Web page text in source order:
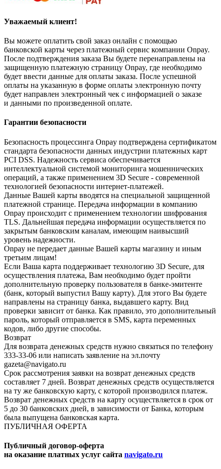
Уважаемый клиент!
Вы можете оплатить свой заказ онлайн с помощью
банковской карты через платежный сервис компании Onpay.
После подтверждения заказа Вы будете перенаправлены на
защищенную платежную страницу Onpay, где необходимо
будет ввести данные для оплаты заказа. После успешной
оплаты на указанную в форме оплаты электронную почту
будет направлен электронный чек с информацией о заказе
и данными по произведенной оплате.
Гарантии безопасности
Безопасность процессинга Onpay подтверждена сертификатом
стандарта безопасности данных индустрии платежных карт
PCI DSS. Надежность сервиса обеспечивается
интеллектуальной системой мониторинга мошеннических
операций, а также применением 3D Secure - современной
технологией безопасности интернет-платежей.
Данные Вашей карты вводятся на специальной защищенной
платежной странице. Передача информации в компанию
Onpay происходит с применением технологии шифрования
TLS. Дальнейшая передача информации осуществляется по
закрытым банковским каналам, имеющим наивысший
уровень надежности.
Onpay не передает данные Вашей карты магазину и иным
третьим лицам!
Если Ваша карта поддерживает технологию 3D Secure, для
осуществления платежа, Вам необходимо будет пройти
дополнительную проверку пользователя в банке-эмитенте
(банк, который выпустил Вашу карту). Для этого Вы будете
направлены на страницу банка, выдавшего карту. Вид
проверки зависит от банка. Как правило, это дополнительный
пароль, который отправляется в SMS, карта переменных
кодов, либо другие способы.
Возврат
Для возврата денежных средств нужно связаться по телефону
333-33-06 или написать заявление на эл.почту
gazeta@navigato.ru
Срок рассмотрения заявки на возврат денежных средств
составляет 7 дней. Возврат денежных средств осуществляется
на ту же банковскую карту, с которой производился платеж.
Возврат денежных средств на карту осуществляется в срок от
5 до 30 банковских дней, в зависимости от Банка, которым
была выпущена банковская карта.
ПУБЛИЧНАЯ ОФЕРТА
Публичный договор-оферта
на оказание платных услуг сайта navigato.ru